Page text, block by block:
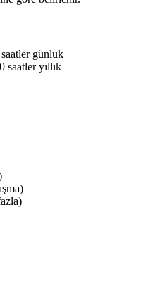
saatler günlük
saatleryıllık